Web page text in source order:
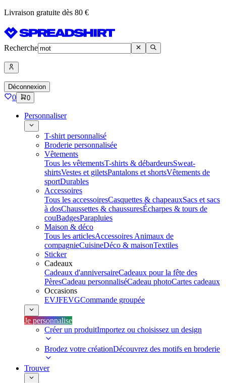
Livraison gratuite dès 80 €
Recherche
Déconnexion
0 0
Personnaliser
T-shirt personnalisé
Broderie personnalisée
Vêtements
Tous les vêtementsT-shirts & débardeursSweat-
shirtsVestes et giletsPantalons et shortsVêtements de
sportDurables
Accessoires
Tous les accessoiresCasquettes & chapeauxSacs et sacs
à dosChaussettes & chaussuresÉcharpes & tours de
couBadgesParapluies
Maison & déco
Tous les articlesAccessoires Animaux de
compagnieCuisineDéco & maisonTextiles
Sticker
Cadeaux
Cadeaux d'anniversaireCadeaux pour la fête des
PèresCadeau personnaliséCadeau photoCartes cadeaux
Occasions
EVJFEVGCommande groupée
Je personnalise
Créer un produitImportez ou choisissez un design
Brodez votre créationDécouvrez des motifs en broderie
Trouver